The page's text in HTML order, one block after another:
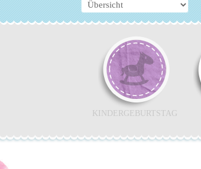
KINDERGEBURTSTAG